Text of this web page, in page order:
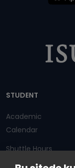
STUDENT
Academic
Calendar
Shuttle Hours